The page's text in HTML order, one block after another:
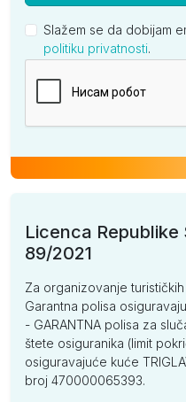
Slažem se da dobijam
politiku privatnosti.
Licenca Republike
89/2021
Za organizovanje
Garantna polisa
- GARANTNA polisa za
štete osiguranika (limit
osiguravajuće kuće
broj 470000065393.